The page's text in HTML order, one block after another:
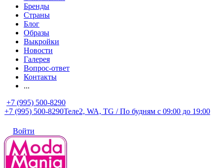
Бренды
Страны
Блог
Образы
Выкройки
Новости
Галерея
Вопрос-ответ
Контакты
...
+7 (995) 500-8290
+7 (995) 500-8290Теле2, WA, TG / По будням c 09:00 до 19:00
Войти